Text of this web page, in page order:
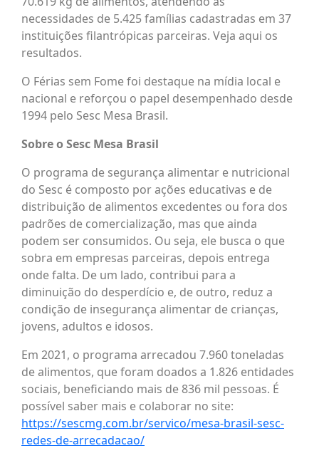
necessidades de 5.425 famílias cadastradas em 37
instituições filantrópicas parceiras. Veja aqui os
resultados.
O Férias sem Fome foi destaque na mídia local e
nacional e reforçou o papel desempenhado desde
1994 pelo Sesc Mesa Brasil.
Sobre o Sesc Mesa Brasil
O programa de segurança alimentar e nutricional
do Sesc é composto por ações educativas e de
distribuição de alimentos excedentes ou fora dos
padrões de comercialização, mas que ainda
podem ser consumidos. Ou seja, ele busca o que
sobra em empresas parceiras, depois entrega
onde falta. De um lado, contribui para a
diminuição do desperdício e, de outro, reduz a
condição de insegurança alimentar de crianças,
jovens, adultos e idosos.
Em 2021, o programa arrecadou 7.960 toneladas
de alimentos, que foram doados a 1.826 entidades
sociais, beneficiando mais de 836 mil pessoas. É
possível saber mais e colaborar no site:
https://sescmg.com.br/servico/mesa-brasil-sesc-
redes-de-arrecadacao/